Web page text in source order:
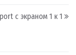
с экраном 1 к 1